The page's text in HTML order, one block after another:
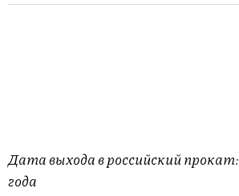
Дата выхода в российский прокат:
года